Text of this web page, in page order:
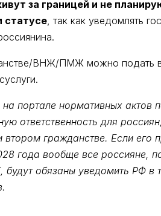
за границей и не
статусе, так как уведомлять
ВНЖ/ПМЖ можно подать
портале нормативных актов
ответственность для
гражданстве. Если его
года вообще все россияне,
обязаны уведомить РФ в